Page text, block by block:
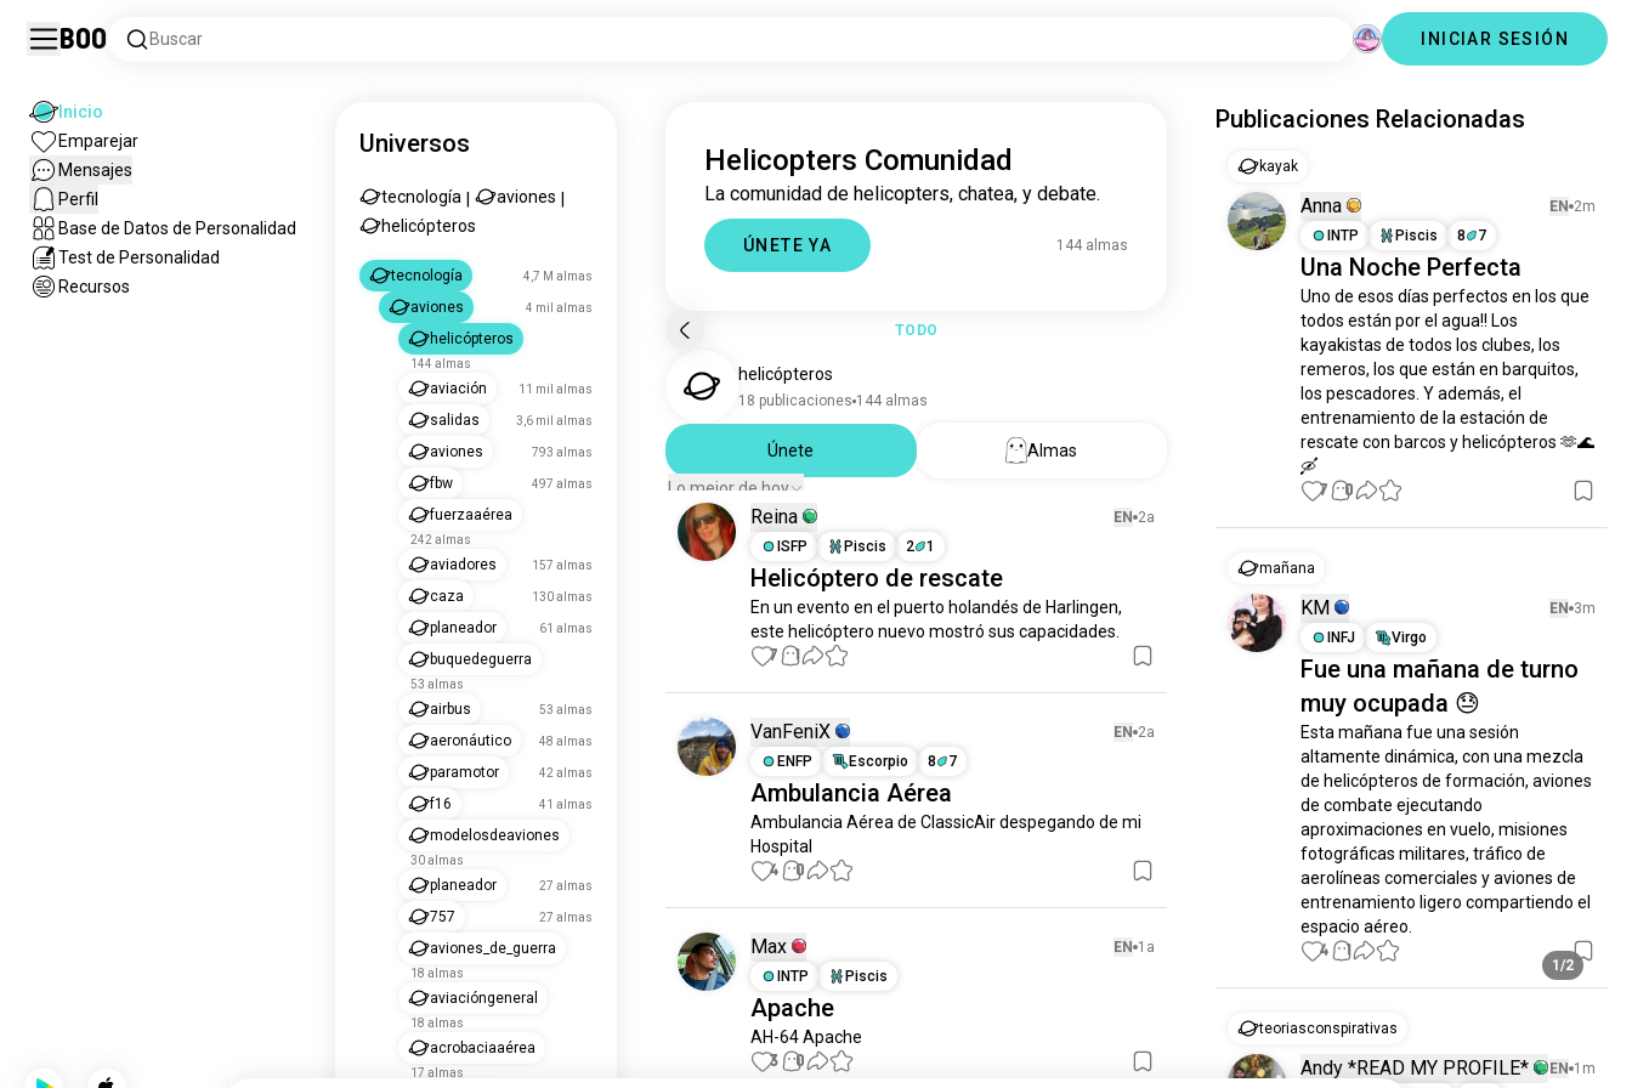
Boo Buscar INICIAR SESIÓN
Inicio
Emparejar
Mensajes
Perfil
Base de Datos de Personalidad
Test de Personalidad
Recursos
Universos
tecnología aviones
helicópteros
tecnología 4,7 M almas
aviones 4 mil almas
helicópteros
144 almas
aviación 11 mil almas
salidas 3,6 mil almas
aviones 793 almas
fbw 497 almas
fuerzaaérea
242 almas
aviadores 157 almas
caza 130 almas
planeador 61 almas
buquedeguerra
53 almas
airbus 53 almas
aeronáutico 48 almas
paramotor 42 almas
f16 41 almas
modelosdeaviones
30 almas
planeador 27 almas
757 27 almas
aviones_de_guerra
18 almas
aviacióngeneral
18 almas
acrobaciaaérea
17 almas
Helicopters Comunidad
La comunidad de helicopters, chatea, y debate.
ÚNETE YA 144 almas
TODO
helicópteros
18 publicaciones 144 almas
Únete
Almas
Lo mejor de hoy
Reina EN 2a
ISFP
Piscis 2 1
Helicóptero de rescate
En un evento en el puerto holandés de Harlingen,
este helicóptero nuevo mostró sus capacidades.
7 1
VanFeniX EN 2a
ENFP
Escorpio 8 7
Ambulancia Aérea
Ambulancia Aérea de ClassicAir despegando de mi
Hospital
4 0
Max EN 1a
INTP
Piscis
Apache
AH-64 Apache
3 0
Publicaciones Relacionadas
kayak
Anna EN 2m
INTP
Piscis 8 7
Una Noche Perfecta
Uno de esos días perfectos en los que
todos están por el agua!! Los
kayakistas de todos los clubes, los
remeros, los que están en barquitos,
los pescadores. Y además, el
entrenamiento de la estación de
rescate con barcos y helicópteros 🫶🌊
🛶
7 0
mañana
KM EN 3m
INFJ
Virgo
Fue una mañana de turno
muy ocupada 😓
Esta mañana fue una sesión
altamente dinámica, con una mezcla
de helicópteros de formación, aviones
de combate ejecutando
aproximaciones en vuelo, misiones
fotográficas militares, tráfico de
aerolíneas comerciales y aviones de
entrenamiento ligero compartiendo el
espacio aéreo.
1/2
4 1
teoriasconspirativas
Andy *READ MY PROFILE* EN 1m
acaba de inscribirse.